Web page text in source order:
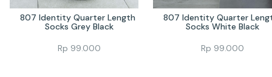
807 Identity Quarter Length
Socks Grey Black
Rp 99.000
807 Identity Quarter
Socks White Black
Rp 99.000